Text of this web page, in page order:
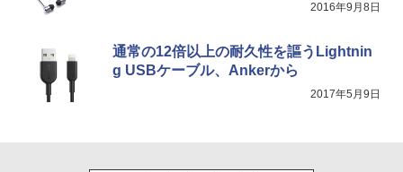
2016年9月8日
通常の12倍以上の耐久性を謳うLightnin
g USBケーブル、Ankerから
2017年5月9日